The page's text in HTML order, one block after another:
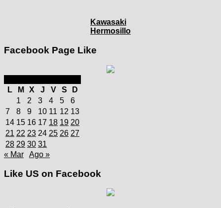
Kawasaki
Hermosillo
Facebook Page Like
L
M X J V S
D
1
2 3 4 5
6
7
8 9 10 11 12 13
14 15 16 17 18 19 20
21 22 23 24 25 26 27
28 29 30 31
« Mar
Ago »
Like US on Facebook